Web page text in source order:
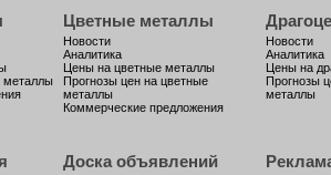
металлы
Цветные металлы
Новости
Аналитика
Цены на цветные металлы
Прогнозы цен на цветные
металлы
Коммерческие предложения
Новости
Аналитика
Цены на
Прогнозы
металлы
Доска объявлений